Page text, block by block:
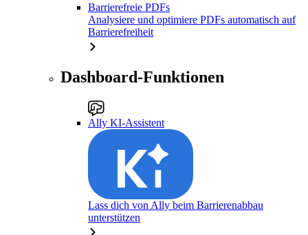
Barrierefreie PDFs
Analysiere und optimiere PDFs automatisch auf
Barrierefreiheit
Dashboard-Funktionen
Ally KI-Assistent
Lass dich von Ally beim Barrierenabbau
unterstützen